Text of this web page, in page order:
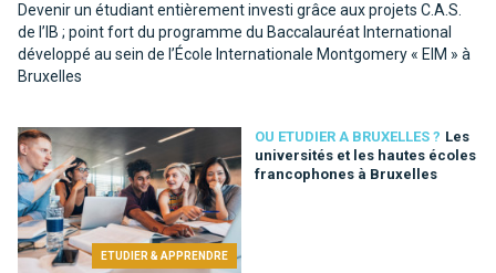
Devenir un étudiant entièrement investi grâce aux projets C.A.S.
de l’IB ; point fort du programme du Baccalauréat International
développé au sein de l’École Internationale Montgomery « EIM » à
Bruxelles
ETUDIER & APPRENDRE
OU ETUDIER A BRUXELLES ? Les
universités et les hautes écoles
francophones à Bruxelles